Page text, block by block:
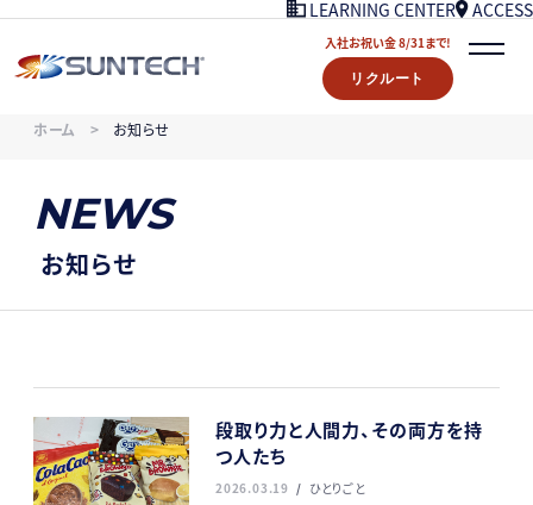
LEARNING CENTER ACCESS
入社お祝い金 8/31まで!
リクルート
STORY
LEARNING CENTER
入社お祝い金プレゼント 8/31まで！
ホーム お知らせ
NEWS
お知らせ
段取り力と人間力、その両方を持
つ人たち
2026.03.19 ひとりごと